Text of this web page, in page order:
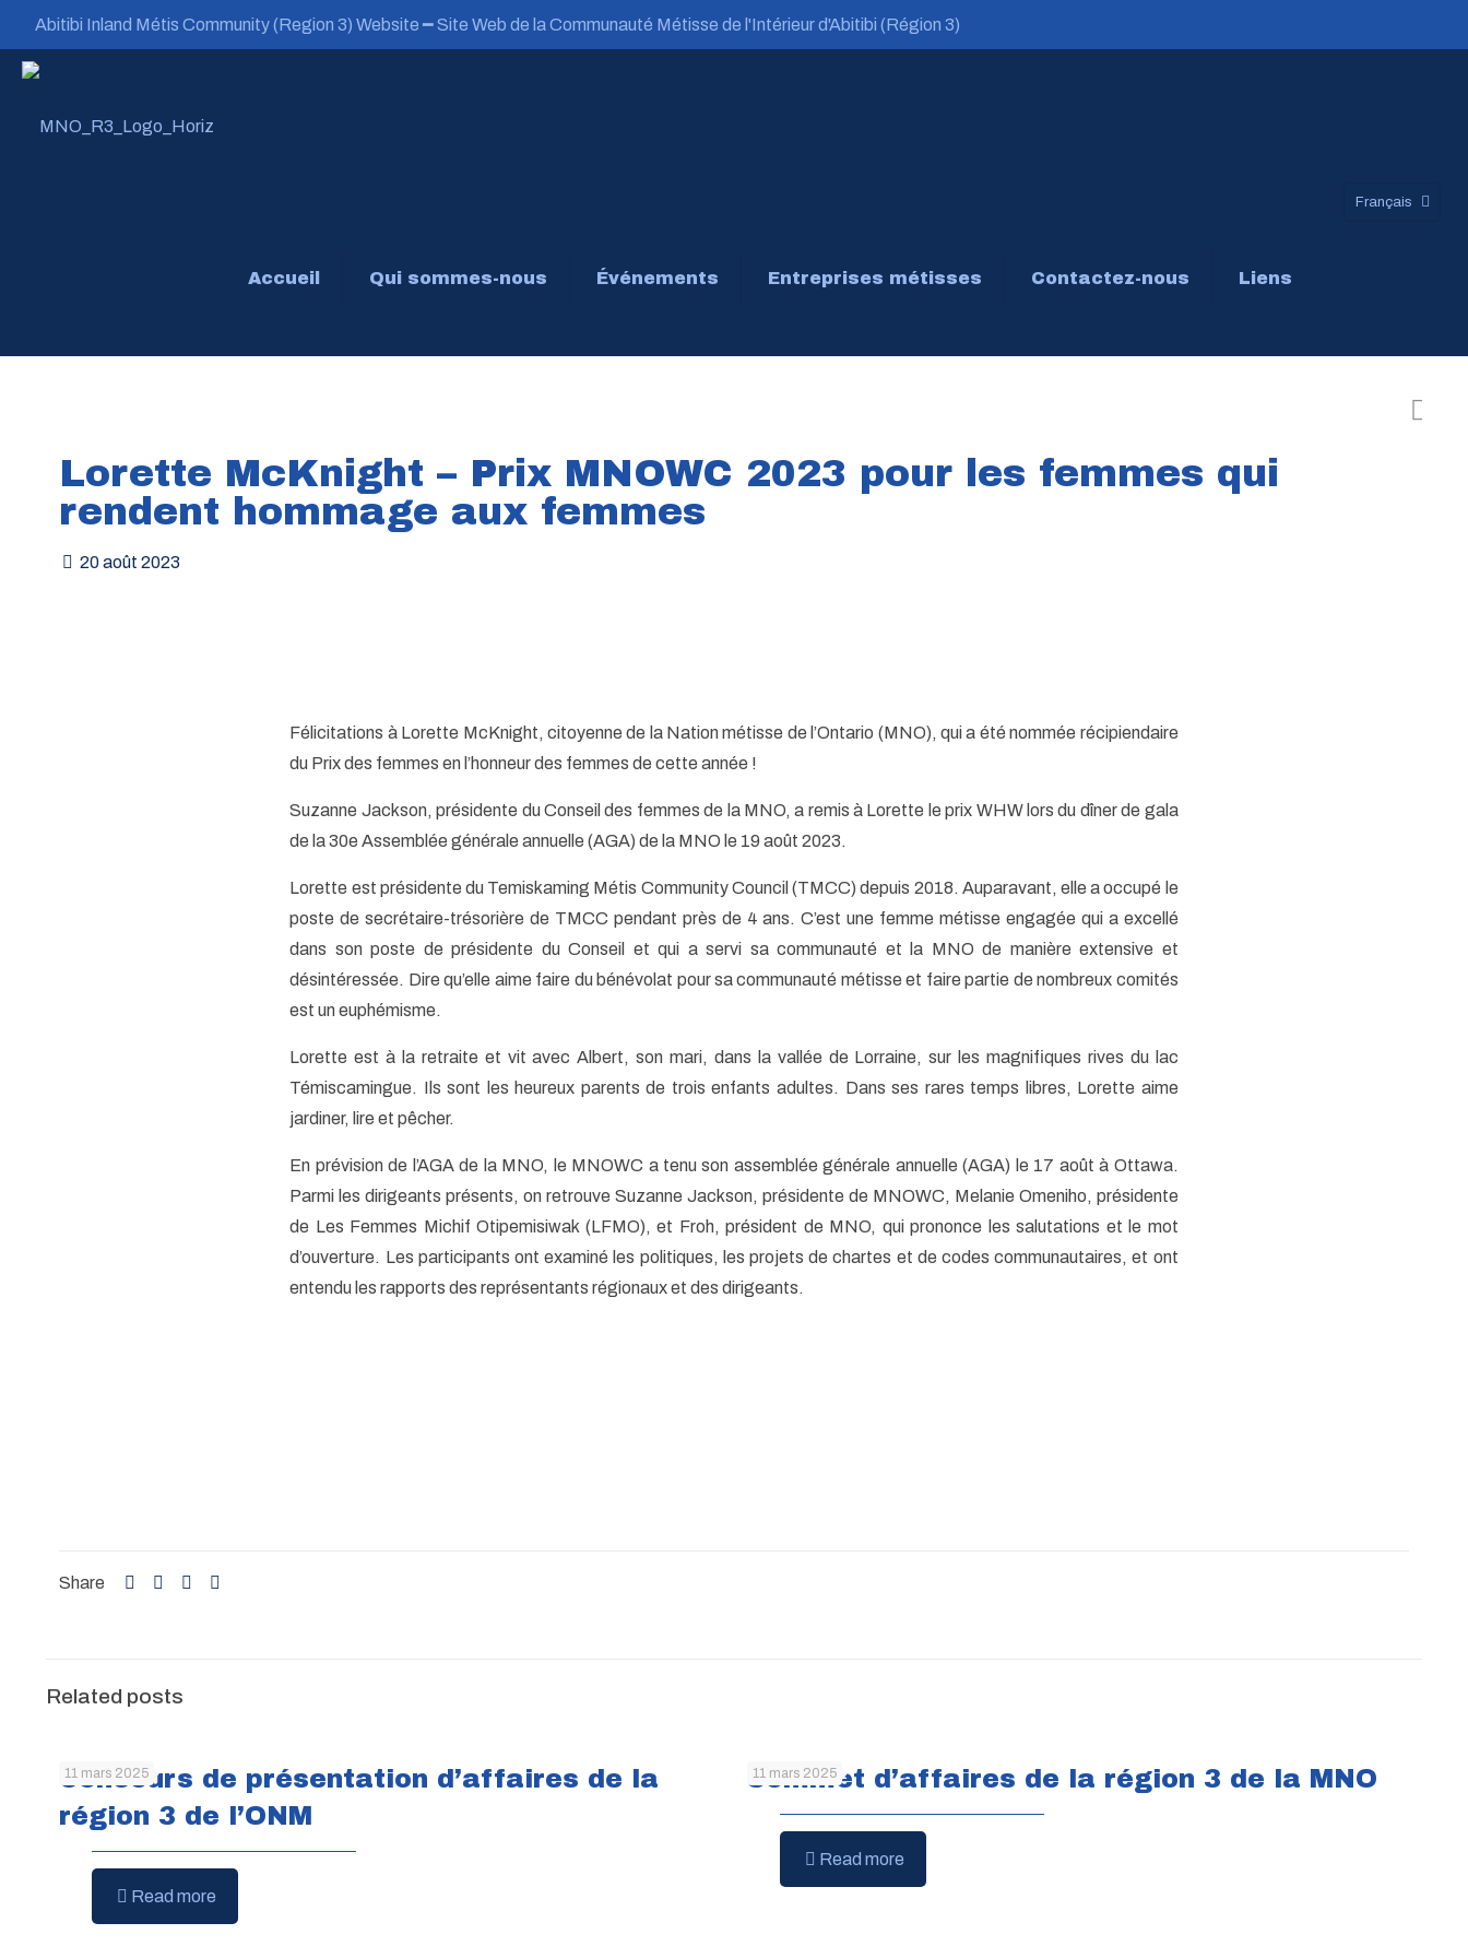
Abitibi Inland Métis Community (Region 3) Website ━ Site Web de la Communauté Métisse de l'Intérieur d'Abitibi (Région 3)
Accueil Qui sommes-nous Événements Entreprises métisses Contactez-nous Liens
Français
Lorette McKnight – Prix MNOWC 2023 pour les femmes qui
rendent hommage aux femmes
20 août 2023
Félicitations à Lorette McKnight, citoyenne de la Nation métisse de l’Ontario (MNO), qui a été nommée récipiendaire
du Prix des femmes en l’honneur des femmes de cette année !
Suzanne Jackson, présidente du Conseil des femmes de la MNO, a remis à Lorette le prix WHW lors du dîner de gala
de la 30e Assemblée générale annuelle (AGA) de la MNO le 19 août 2023.
Lorette est présidente du Temiskaming Métis Community Council (TMCC) depuis 2018. Auparavant, elle a occupé le
poste de secrétaire-trésorière de TMCC pendant près de 4 ans. C’est une femme métisse engagée qui a excellé
dans son poste de présidente du Conseil et qui a servi sa communauté et la MNO de manière extensive et
désintéressée. Dire qu’elle aime faire du bénévolat pour sa communauté métisse et faire partie de nombreux comités
est un euphémisme.
Lorette est à la retraite et vit avec Albert, son mari, dans la vallée de Lorraine, sur les magnifiques rives du lac
Témiscamingue. Ils sont les heureux parents de trois enfants adultes. Dans ses rares temps libres, Lorette aime
jardiner, lire et pêcher.
En prévision de l’AGA de la MNO, le MNOWC a tenu son assemblée générale annuelle (AGA) le 17 août à Ottawa.
Parmi les dirigeants présents, on retrouve Suzanne Jackson, présidente de MNOWC, Melanie Omeniho, présidente
de Les Femmes Michif Otipemisiwak (LFMO), et Froh, président de MNO, qui prononce les salutations et le mot
d’ouverture. Les participants ont examiné les politiques, les projets de chartes et de codes communautaires, et ont
entendu les rapports des représentants régionaux et des dirigeants.
Share
Related posts
11 mars 2025
Concours de présentation d’affaires de la
région 3 de l’ONM
Read more
11 mars 2025
Sommet d’affaires de la région 3 de la MNO
Read more